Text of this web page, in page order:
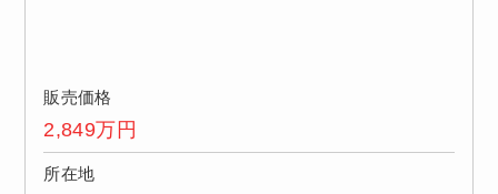
販売価格
2,849万円
所在地